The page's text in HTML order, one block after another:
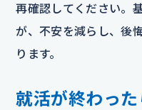
再確認してください。
が、不安を減らし、後
ります。
就活が終わっ